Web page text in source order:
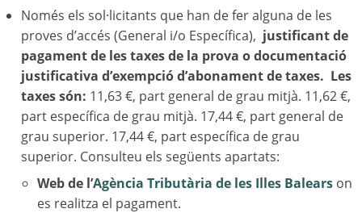
Només els sol·licitants que han de fer alguna de les
proves d’accés (General i/o Específica), justificant de
pagament de les taxes de la prova o documentació
justificativa d’exempció d’abonament de taxes. Les
taxes són: 11,63 €, part general de grau mitjà. 11,62 €,
part específica de grau mitjà. 17,44 €, part general de
grau superior. 17,44 €, part específica de grau
superior. Consulteu els següents apartats:
Web de l’Agència Tributària de les Illes Balears on
es realitza el pagament.